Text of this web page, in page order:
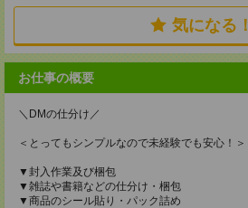
気になる！
お仕事の概要
＼DMの仕分け／
＜とってもシンプルなので未経験でも安心！＞
▼封入作業及び梱包
▼雑誌や書籍などの仕分け・梱包
▼商品のシール貼り・パック詰め